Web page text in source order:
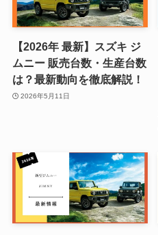
【2026年 最新】スズキ ジ
ムニー 販売台数・生産台数
は？最新動向を徹底解説！
2026年5月11日